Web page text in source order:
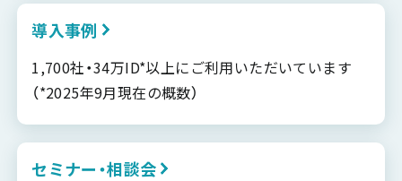
導入事例
1,700社・34万ID*以上にご利用いただいています
（*2025年9月現在の概数）
セミナー・相談会